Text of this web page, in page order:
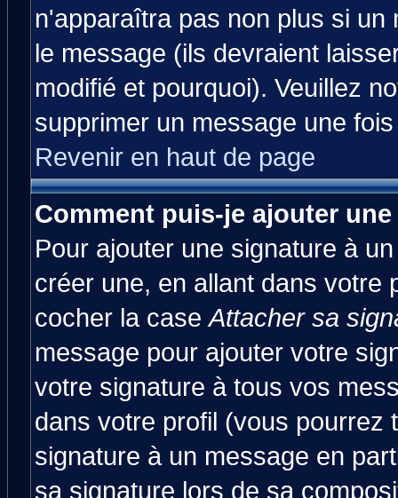
n'apparaîtra pas non plus si
le message (ils devraient
modifié et pourquoi). Veuillez
supprimer un message une
Revenir en haut de page
Comment puis-je ajouter
Pour ajouter une signature à
créer une, en allant dans votre
cocher la caseAttacher sa
message pour ajouter votre
votre signature à tous vos
dans votre profil (vous pourrez
signature à un message en
sa signature lors de sa